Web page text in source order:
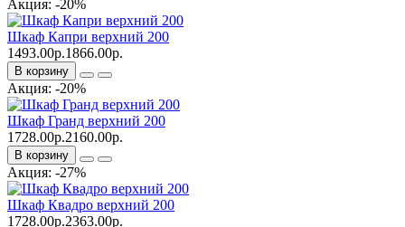
Акция: -20%
Шкаф Капри верхний 200
1493.00р.1866.00р.
В корзину
Акция: -20%
Шкаф Гранд верхний 200
1728.00р.2160.00р.
В корзину
Акция: -27%
Шкаф Квадро верхний 200
1728.00р.2363.00р.